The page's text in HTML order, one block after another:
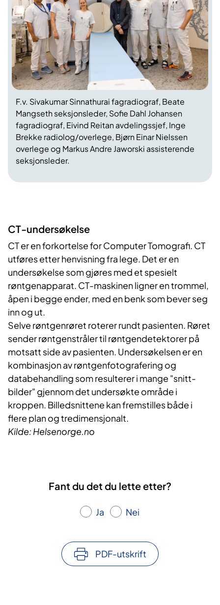
F.v. Sivakumar Sinnathurai fagradiograf, Beate
Mangseth seksjonsleder, Sofie Dahl Johansen
fagradiograf, Eivind Reitan avdelingssjef, Inge
Brekke radiolog/overlege, Bjørn Einar Nielssen
overlege og Markus Andre Jaworski assisterende
seksjonsleder.
CT-undersøkelse
CT er en forkortelse for Computer Tomografi. CT
utføres etter henvisning fra lege. Det er en
undersøkelse som gjøres med et spesielt
røntgenapparat. CT-maskinen ligner en trommel,
åpen i begge ender, med en benk som bever seg
inn og ut.
Selve røntgenrøret roterer rundt pasienten. Røret
sender røntgenstråler til røntgendetektorer på
motsatt side av pasienten. Undersøkelsen er en
kombinasjon av røntgenfotografering og
databehandling som resulterer i mange "snitt-
bilder" gjennom det undersøkte område i
kroppen. Billedsnittene kan fremstilles både i
flere plan og tredimensjonalt.
Kilde: Helsenorge.no
Fant du det du lette etter?
Ja Nei
PDF-utskrift